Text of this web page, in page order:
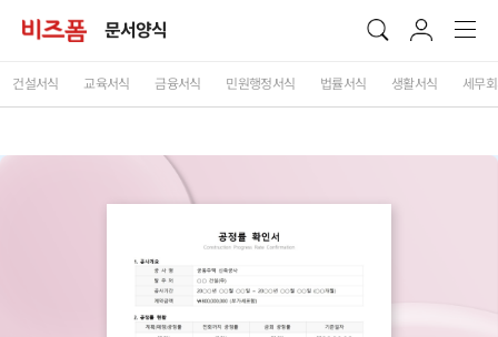
문서양식
건설서식 교육서식 금융서식 민원행정서식 법률서식 생활서식 세무